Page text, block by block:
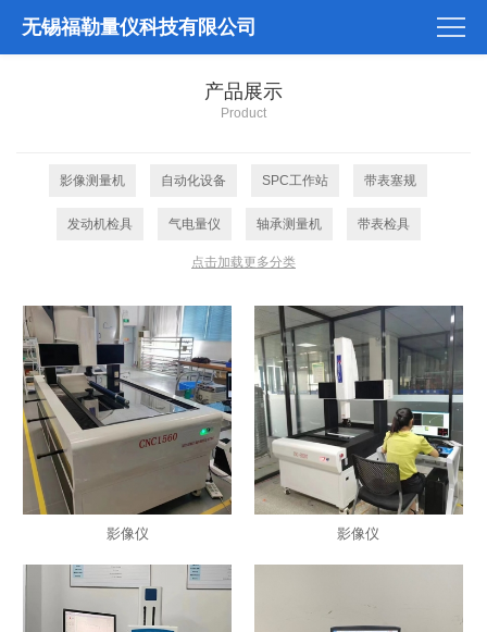
无锡福勒量仪科技有限公司
产品展示
Product
影像测量机 自动化设备 SPC工作站 带表塞规
发动机检具 气电量仪 轴承测量机 带表检具
非标定制量仪
刀具校准量仪 校准实验室 标准产品 螺纹检测设备
测试设备
点击加载更多分类
影像仪 影像仪